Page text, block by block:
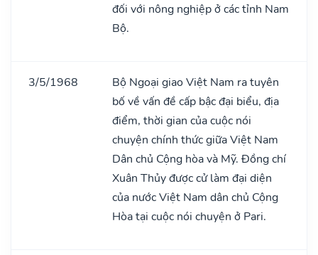
đối với nông nghiệp ở các tỉnh Nam
Bộ.
3/5/1968
Bộ Ngoại giao Việt Nam ra tuyên
bố về vấn đề cấp bậc đại biểu, địa
điểm, thời gian của cuộc nói
chuyện chính thức giữa Việt Nam
Dân chủ Cộng hòa và Mỹ. Đồng chí
Xuân Thủy được cử làm đại diện
của nước Việt Nam dân chủ Cộng
Hòa tại cuộc nói chuyện ở Pari.